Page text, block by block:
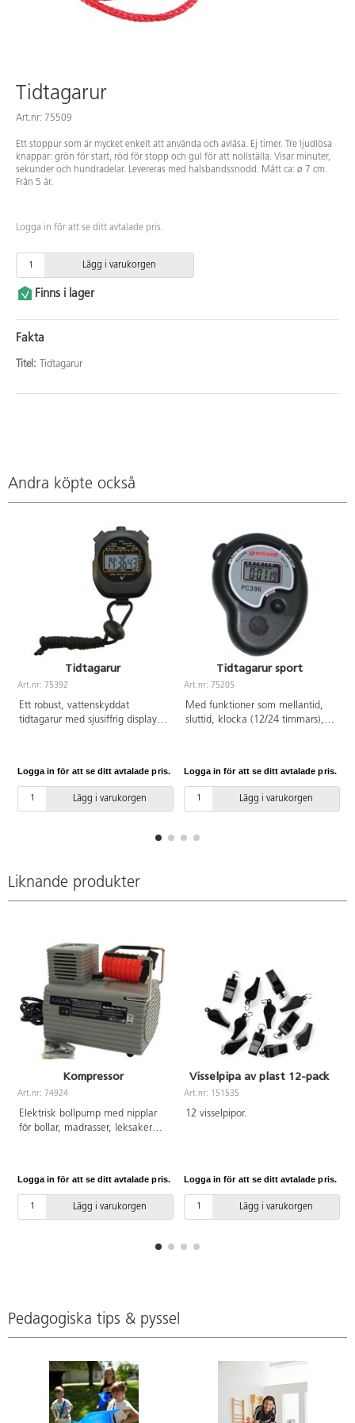
Tidtagarur
Art.nr: 75509
Ett stoppur som är mycket enkelt att använda och avläsa. Ej timer. Tre ljudlösa
knappar: grön för start, röd för stopp och gul för att nollställa. Visar minuter,
sekunder och hundradelar. Levereras med halsbandssnodd. Mått ca: ø 7 cm.
Från 5 år.
Logga in för att se ditt avtalade pris.
Lägg i varukorgen
Finns i lager
Fakta
Titel: Tidtagarur
Andra köpte också
Tidtagarur
Art.nr: 75392
Ett robust, vattenskyddat
tidtagarur med sjusiffrig display.
batteri CR2032 och halsrem.
Logga in för att se ditt avtalade pris.
Lägg i varukorgen
Tidtagarur sport
Art.nr: 75205
Med funktioner som mellantid,
sluttid, klocka (12/24 timmars),
och batterier.
Logga in för att se ditt avtalade pris.
Lägg i varukorgen
Liknande produkter
Kompressor
Art.nr: 74924
Elektrisk bollpump med nipplar
för bollar, madrasser, leksaker
Logga in för att se ditt avtalade pris.
Lägg i varukorgen
Visselpipa av plast 12-pack
Art.nr: 151535
12 visselpipor.
Logga in för att se ditt avtalade pris.
Lägg i varukorgen
Pedagogiska tips & pyssel